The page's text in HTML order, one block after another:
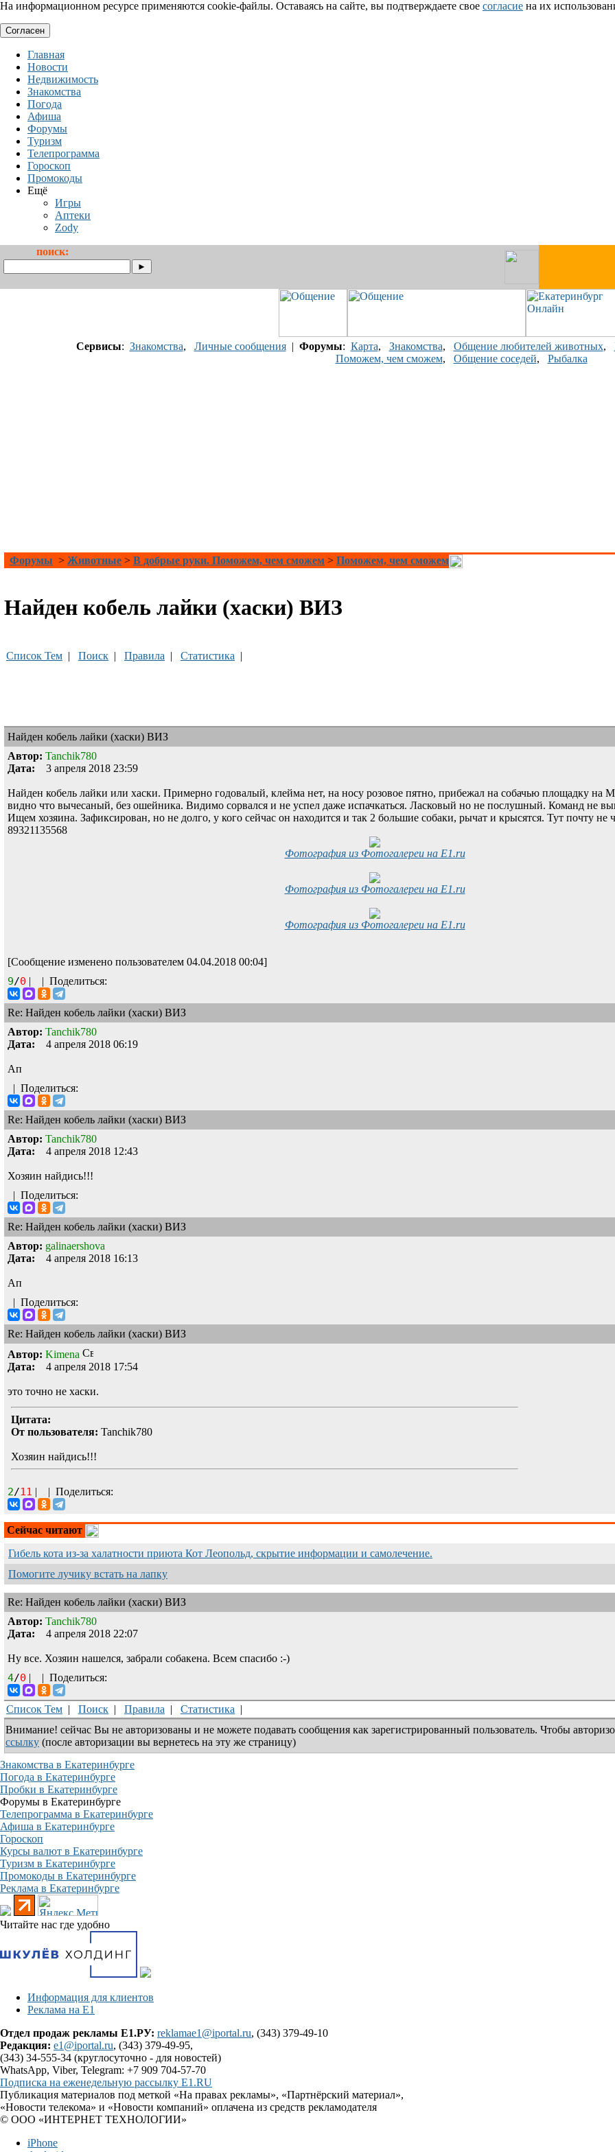
На информационном ресурсе применяются cookie-файлы. Оставаясь на сайте, вы подтверждаете свое согласие на их
Согласен
Главная
Новости
Недвижимость
Знакомства
Погода
Афиша
Форумы
Туризм
Телепрограмма
Гороскоп
Промокоды
Ещё
Игры
Аптеки
Zody
поиск:
Сервисы: Знакомства, Личные сообщения| Форумы: Карта, Знакомства, Общение любителей животных,
Поможем, чем сможем, Общение соседей, Рыбалка
Форумы > Животные > В добрые руки. Поможем, чем сможем > Поможем, чем сможем
Найден кобель лайки (хаски) ВИЗ
Список Тем | Поиск | Правила | Статистика |
Найден кобель лайки (хаски) ВИЗ
Автор: Tanchik780
Дата: 3 апреля 2018 23:59
Найден кобель лайки или хаски. Примерно годовалый, клейма нет, на носу розовое пятно, прибежал на собачью площадку на
видно что вычесаный, без ошейника. Видимо сорвался и не успел даже испачкаться. Ласковый но не послушный. Команд не
Ищем хозяина. Зафиксирован, но не долго, у кого сейчас он находится и так 2 большие собаки, рычат и крысятся. Тут почту не
89321135568
Фотография из Фотогалереи на E1.ru
Фотография из Фотогалереи на E1.ru
Фотография из Фотогалереи на E1.ru
[Сообщение изменено пользователем 04.04.2018 00:04]
9/0 | | Поделиться:
Re: Найден кобель лайки (хаски) ВИЗ
Автор: Tanchik780
Дата: 4 апреля 2018 06:19
Ап
| Поделиться:
Re: Найден кобель лайки (хаски) ВИЗ
Автор: Tanchik780
Дата: 4 апреля 2018 12:43
Хозяин найдись!!!
| Поделиться:
Re: Найден кобель лайки (хаски) ВИЗ
Автор: galinaershova
Дата: 4 апреля 2018 16:13
Ап
| Поделиться:
Re: Найден кобель лайки (хаски) ВИЗ
Автор: Kimena
Дата: 4 апреля 2018 17:54
это точно не хаски.
Цитата:
От пользователя: Tanchik780
Хозяин найдись!!!
2/11 | | Поделиться:
Сейчас читают
Гибель кота из-за халатности приюта Кот Леопольд, скрытиe информации и самолечение.
Помогите лучику встать на лапку
Re: Найден кобель лайки (хаски) ВИЗ
Автор: Tanchik780
Дата: 4 апреля 2018 22:07
Ну все. Хозяин нашелся, забрали собакена. Всем спасибо :-)
4/0 | | Поделиться:
Список Тем | Поиск | Правила | Статистика |
Внимание! сейчас Вы не авторизованы и не можете подавать сообщения как зарегистрированный пользователь. Чтобы
ссылку (после авторизации вы вернетесь на эту же страницу)
Знакомства в Екатеринбурге
Погода в Екатеринбурге
Пробки в Екатеринбурге
Форумы в Екатеринбурге
Телепрограмма в Екатеринбурге
Афиша в Екатеринбурге
Гороскоп
Курсы валют в Екатеринбурге
Туризм в Екатеринбурге
Промокоды в Екатеринбурге
Реклама в Екатеринбурге
Читайте нас где удобно
Информация для клиентов
Реклама на Е1
Отдел продаж рекламы Е1.РУ: reklamae1@iportal.ru, (343) 379-49-10
Редакция: e1@iportal.ru, (343) 379-49-95,
(343) 34-555-34 (круглосуточно - для новостей)
WhatsApp, Viber, Telegram: +7 909 704-57-70
Подписка на еженедельную рассылку E1.RU
Публикация материалов под меткой «На правах рекламы», «Партнёрский материал»,
«Новости телекома» и «Новости компаний» оплачена из средств рекламодателя
© ООО «ИНТЕРНЕТ ТЕХНОЛОГИИ»
iPhone